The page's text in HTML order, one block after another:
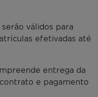
válidos para
efetivadas até
entrega da
e pagamento